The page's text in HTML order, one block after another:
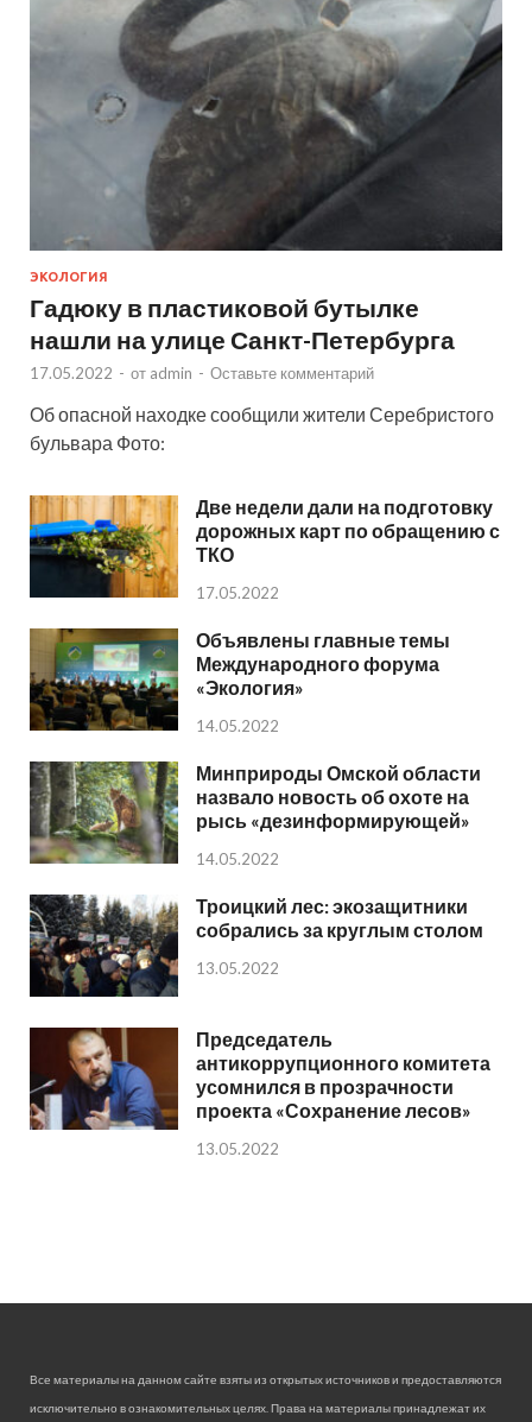
ЭКОЛОГИЯ
Гадюку в пластиковой бутылке
нашли на улице Санкт-Петербурга
17.05.2022 - от admin - Оставьте комментарий
Об опасной находке сообщили жители Серебристого
бульвара Фото:
Две недели дали на подготовку
дорожных карт по обращению с
ТКО
17.05.2022
Объявлены главные темы
Международного форума
«Экология»
14.05.2022
Минприроды Омской области
назвало новость об охоте на
рысь «дезинформирующей»
14.05.2022
Троицкий лес: экозащитники
собрались за круглым столом
13.05.2022
Председатель
антикоррупционного комитета
усомнился в прозрачности
проекта «Сохранение лесов»
13.05.2022
Все материалы на данном сайте взяты из открытых источников и предоставляются
исключительно в ознакомительных целях. Права на материалы принадлежат их